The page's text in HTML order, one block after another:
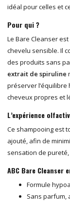
idéal pour celles et
Pour qui ?
Le Bare Cleanser
chevelu sensible. Il
des produits sans
extrait de spiruline
préserver
cheveux propres et
L’expérience
Ce shampooing est
ajouté, afin de
sensation de
ABC Bare Cleanser
Formule
Sans parfum,